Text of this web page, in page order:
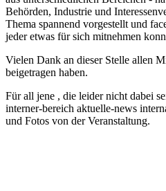
Behörden, Industrie und
Thema spannend vorgestellt und
jeder etwas für sich mitnehmen
Vielen Dank an dieser Stelle allen
beigetragen haben.
Für all jene , die leider nicht dabei
interner-bereich aktuelle-news
und Fotos von der Veranstaltung.